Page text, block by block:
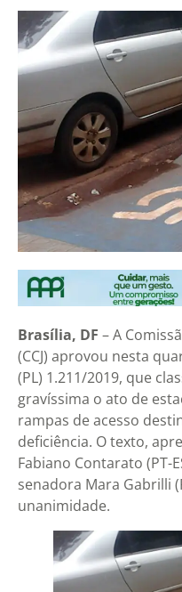
Brasília, DF – A
(CCJ) aprovou nesta
(PL) 1.211/2019, que
gravíssima o ato de
rampas de acesso
deficiência. O texto,
Fabiano Contarato (PT-
senadora Mara Gabrilli
unanimidade.